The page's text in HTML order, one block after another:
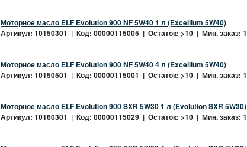
Моторное масло ELF Evolution 900 NF 5W40 1 л (Excellium 5W40)
Артикул: 10150301 | Код: 00000115005 | Остаток: >10 | Мин. заказ: 1
Моторное масло ELF Evolution 900 NF 5W40 4 л (Excellium 5W40)
Артикул: 10150501 | Код: 00000115001 | Остаток: >10 | Мин. заказ: 1
Моторное масло ELF Evolution 900 SXR 5W30 1 л (Evolution SXR 5W30)
Артикул: 10160301 | Код: 00000115029 | Остаток: >10 | Мин. заказ: 1